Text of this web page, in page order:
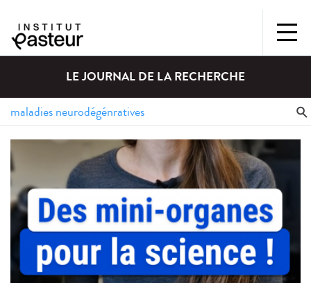
LE JOURNAL DE LA RECHERCHE